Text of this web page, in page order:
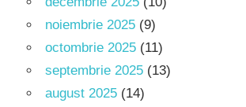
noiembrie 2025 (9)
octombrie 2025 (11)
septembrie 2025 (13)
august 2025 (14)